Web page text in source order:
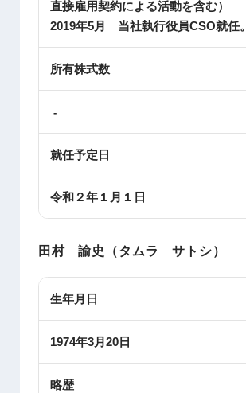
直接雇用契約による活動を含む）
2019年5月 当社執行役員CSO就任。
所有株式数
-
就任予定日
令和２年１月１日
田村 諭史（タムラ サトシ）
生年月日
1974年3月20日
略歴